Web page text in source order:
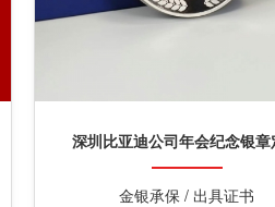
深圳比亚迪公司年会纪念银章
金银承保 / 出具证书